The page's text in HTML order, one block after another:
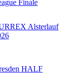
Finale
Alsterlauf
HALF